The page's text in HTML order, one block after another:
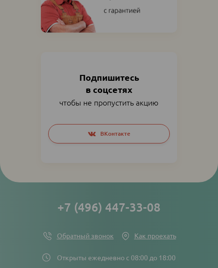
Подпишитесь
в соцсетях
чтобы не пропустить акцию
Social
networks
links
ВКонтакте
Открыты ежедневно с 08:00 до 18:00
+7 (496) 447-33-08
Обратный звонок Как проехать